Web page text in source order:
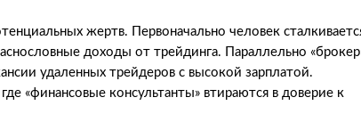
жертв. Первоначально человек
доходы от трейдинга. Параллельно
удаленных трейдеров с высокой зарплатой.
«финансовые консультанты» втираются в доверие к